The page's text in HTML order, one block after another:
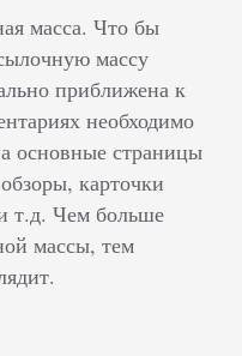
масса. Что бы
массу
приближена к
необходимо
основные страницы
карточки
т.д.Чем больше
массы, тем